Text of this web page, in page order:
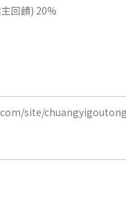
回饋) 20%
site/